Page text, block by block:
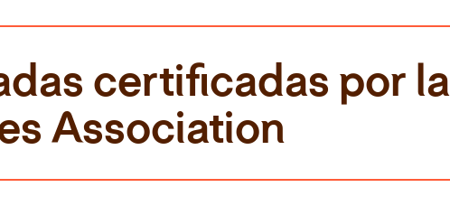
certificadas por la
Association